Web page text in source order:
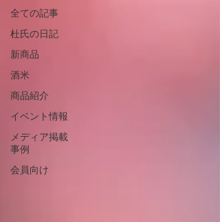
全ての記事
杜氏の日記
新商品
酒米
商品紹介
イベント情報
メディア掲載
事例
会員向け